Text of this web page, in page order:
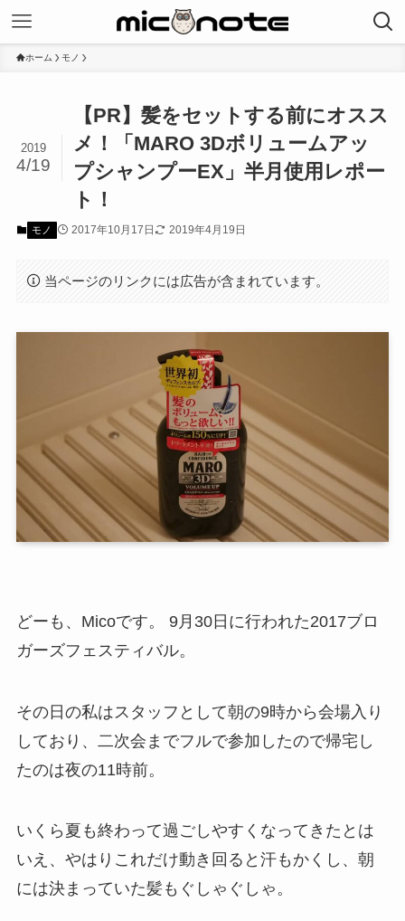
ホーム モノ
【PR】髪をセットする前にオスス
メ！「MARO 3Dボリュームアッ
プシャンプーEX」半月使用レポー
ト！
2019
4/19
モノ 2017年10月17日 2019年4月19日
当ページのリンクには広告が含まれています。
どーも、Micoです。 9月30日に行われた2017ブロ
ガーズフェスティバル。
その日の私はスタッフとして朝の9時から会場入り
しており、二次会までフルで参加したので帰宅し
たのは夜の11時前。
いくら夏も終わって過ごしやすくなってきたとは
いえ、やはりこれだけ動き回ると汗もかくし、朝
には決まっていた髪もぐしゃぐしゃ。